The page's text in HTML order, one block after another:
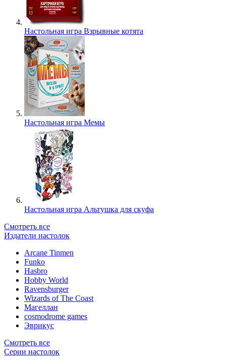
Настольная игра Взрывные котята
Настольная игра Мемы
Настольная игра Альтушка для скуфа
Смотреть все
Издатели настолок
Arcane Tinmen
Funko
Hasbro
Hobby World
Ravensburger
Wizards of The Coast
Магеллан
сosmodrome games
Эврикус
Смотреть все
Серии настолок